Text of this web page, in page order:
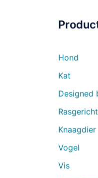
Hond
Kat
Designed
Knaagdier
Vogel
Vis